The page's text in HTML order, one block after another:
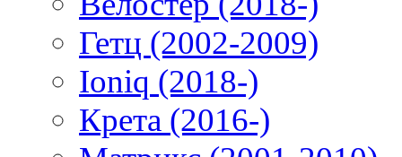
Гетц (2002-2009)
Ioniq (2018-)
Крета (2016-)